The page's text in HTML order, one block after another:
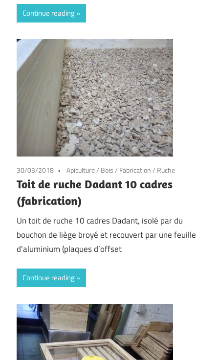
Continue reading
30/03/2018 Apiculture/ Bois/ Fabrication/ Ruche
Toit de ruche Dadant 10 cadres
(fabrication)
Un toit de ruche 10 cadres Dadant, isolé par du
bouchon de liège broyé et recouvert par une feuille
d’aluminium (plaques d’offset
Continue reading